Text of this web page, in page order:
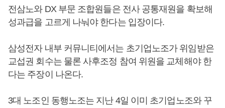
전삼노와 DX 부문 조합원들은 전사 공통재원을 확보해
성과급을 고르게 나눠야 한다는 입장이다.
삼성전자 내부 커뮤니티에서는 초기업노조가 위임받은
교섭권 회수는 물론 사후조정 참여 위원을 교체해야 한
다는 주장이 나온다.
3대 노조인 동행노조는 지난 4일 이미 초기업노조와 꾸